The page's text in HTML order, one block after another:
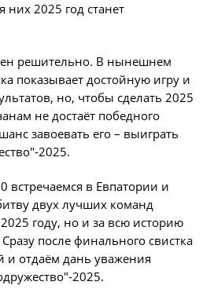
Чемпионата по
среди юношей
рождения (U-15)
и результаты матчей
них 2025 год станет
решительно. В нынешнем
показывает достойную игру и
но, чтобы сделать 2025
не достаёт победного
завоевать его – выиграть
2025.
встречаемся в Евпатории и
двух лучших команд
году, но и за всю историю
после финального свистка
и отдаём дань уважения
2025.